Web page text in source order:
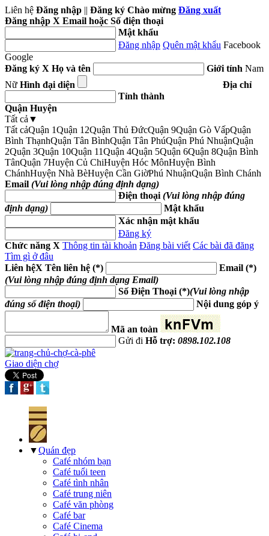
Liên hệ Đăng nhập || Đăng ký Chào mừng Đăng xuất
Đăng nhập X Email hoặc Số điện thoại
Mật khẩu
Đăng nhập Quên mật khẩu Facebook
Google
Đăng ký X Họ và tên Giới tính Nam
Nữ Hình đại diện
Địa chỉ
Tỉnh thành
Quận Huyện
Tất cả ▼
Tất cảQuận 1Quận 12Quận Thủ ĐứcQuận 9Quận Gò VấpQuận
Bình ThạnhQuận Tân BìnhQuận Tân PhúQuận Phú NhuậnQuận
2Quận 3Quận 10Quận 11Quận 4Quận 5Quận 6Quận 8Quận Bình
TânQuận 7Huyện Củ ChiHuyện Hóc MônHuyện Bình
ChánhHuyện Nhà BèHuyện Cần GiờPhú NhuậnQuận Bình Chánh
Email (Vui lòng nhập đúng định dạng)
Điện thoại (Vui lòng nhập đúng
định dạng)
Mật khẩu
Xác nhận mật khẩu
Đăng ký
Chức năng X Thông tin tài khoản Đăng bài viết Các bài đã đăng
Tìm gì ở đâu
Liên hệX Tên liên hệ (*)
Email (*)
(Vui lòng nhập đúng định dạng Email)
Số Điện Thoại (*)(Vui lòng nhập
đúng số điện thoại)
Nội dung góp ý
Mã an toàn
Gửi đi Hỗ trợ: 0898.102.108
Giao diện chợ
▼Quán đẹp
Café nhóm bạn
Café tuổi teen
Café tình nhân
Café trung niên
Café văn phòng
Café bar
Café Cinema